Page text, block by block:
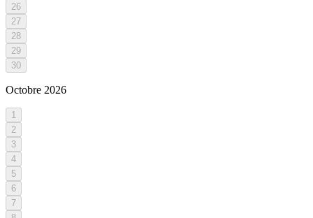
26
27
28
29
30
Octobre 2026
1
2
3
4
5
6
7